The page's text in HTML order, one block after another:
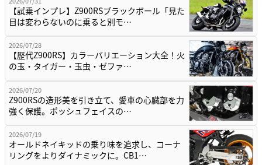
【試乗インプレ】Z900RSブラックボール「見た
目は変わらないのに乗ると別モ…
2026/07/28
【歴代Z900RS】カラーバリエーション大全！火
の玉・タイガー・玉虫・ゼファ…
2026/07/20
Z900RSの造形美を引き立て、愛車の心臓部を力
強く保護。ポッシュフェイスの…
2026/07/19
オールドネイキッドの乗り味を追求し、コーナ
リングをよりダイナミックに。CB1…